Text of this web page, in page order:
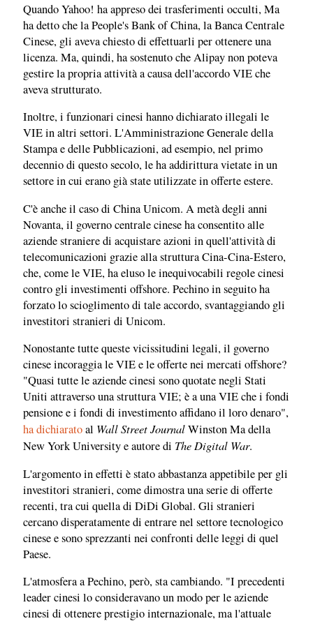
Quando Yahoo! ha appreso dei trasferimenti occulti, Ma
ha detto che la People's Bank of China, la Banca Centrale
Cinese, gli aveva chiesto di effettuarli per ottenere una
licenza. Ma, quindi, ha sostenuto che Alipay non poteva
gestire la propria attività a causa dell'accordo VIE che
aveva strutturato.
Inoltre, i funzionari cinesi hanno dichiarato illegali le
VIE in altri settori. L'Amministrazione Generale della
Stampa e delle Pubblicazioni, ad esempio, nel primo
decennio di questo secolo, le ha addirittura vietate in un
settore in cui erano già state utilizzate in offerte estere.
C'è anche il caso di China Unicom. A metà degli anni
Novanta, il governo centrale cinese ha consentito alle
aziende straniere di acquistare azioni in quell'attività di
telecomunicazioni grazie alla struttura Cina-Cina-Estero,
che, come le VIE, ha eluso le inequivocabili regole cinesi
contro gli investimenti offshore. Pechino in seguito ha
forzato lo scioglimento di tale accordo, svantaggiando gli
investitori stranieri di Unicom.
Nonostante tutte queste vicissitudini legali, il governo
cinese incoraggia le VIE e le offerte nei mercati offshore?
"Quasi tutte le aziende cinesi sono quotate negli Stati
Uniti attraverso una struttura VIE; è a una VIE che i fondi
pensione e i fondi di investimento affidano il loro denaro",
ha dichiaratoal Wall Street JournalWinston Ma della
New York University e autore di The Digital War.
L'argomento in effetti è stato abbastanza appetibile per gli
investitori stranieri, come dimostra una serie di offerte
recenti, tra cui quella di DiDi Global. Gli stranieri
cercano disperatamente di entrare nel settore tecnologico
cinese e sono sprezzanti nei confronti delle leggi di quel
Paese.
L'atmosfera a Pechino, però, sta cambiando. "I precedenti
leader cinesi lo consideravano un modo per le aziende
cinesi di ottenere prestigio internazionale, ma l'attuale